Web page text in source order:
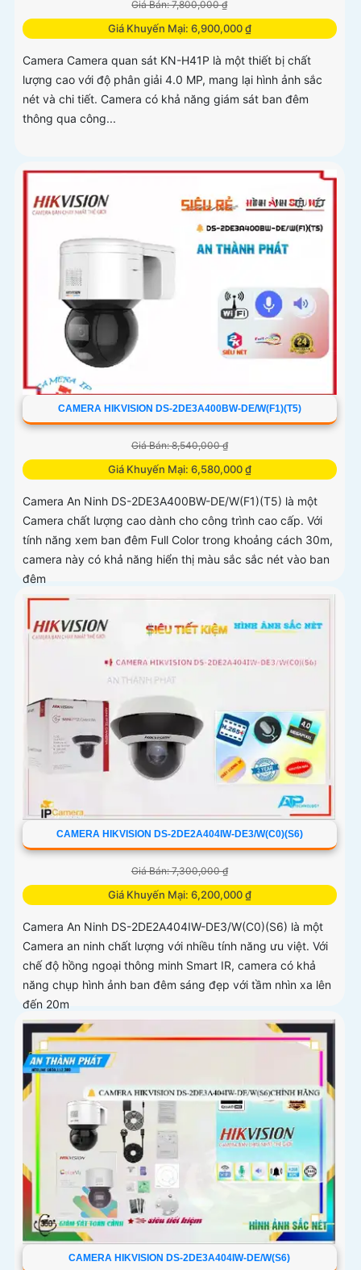
Giá Bán: 7,800,000 ₫
Giá Khuyến Mại: 6,900,000 ₫
Camera Camera quan sát KN-H41P là một thiết bị chất
lượng cao với độ phân giải 4.0 MP, mang lại hình ảnh sắc
nét và chi tiết. Camera có khả năng giám sát ban đêm
thông qua công...
CAMERA HIKVISION DS-2DE3A400BW-DE/W(F1)(T5)
Giá Bán: 8,540,000 ₫
Giá Khuyến Mại: 6,580,000 ₫
Camera An Ninh DS-2DE3A400BW-DE/W(F1)(T5) là một
Camera chất lượng cao dành cho công trình cao cấp. Với
tính năng xem ban đêm Full Color trong khoảng cách 30m,
camera này có khả năng hiển thị màu sắc sắc nét vào ban
đêm
CAMERA HIKVISION DS-2DE2A404IW-DE3/W(C0)(S6)
Giá Bán: 7,300,000 ₫
Giá Khuyến Mại: 6,200,000 ₫
Camera An Ninh DS-2DE2A404IW-DE3/W(C0)(S6) là một
Camera an ninh chất lượng với nhiều tính năng ưu việt. Với
chế độ hồng ngoại thông minh Smart IR, camera có khả
năng chụp hình ảnh ban đêm sáng đẹp với tầm nhìn xa lên
đến 20m
CAMERA HIKVISION DS-2DE3A404IW-DE/W(S6)